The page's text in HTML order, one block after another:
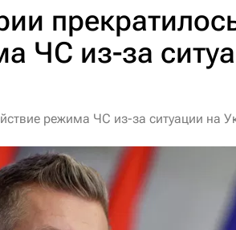
ЧС из-за
режима ЧС из-за ситуации на